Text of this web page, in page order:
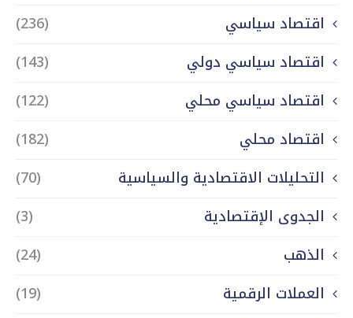
اقتصاد سياسي
(236)
اقتصاد سياسي دولي
(143)
اقتصاد سياسي محلي
(122)
اقتصاد محلي
(182)
التحليلات الاقتصادية والسياسية
(70)
الجدوى الإقتصادية
(3)
الذهب
(24)
العملات الرقمية
(19)